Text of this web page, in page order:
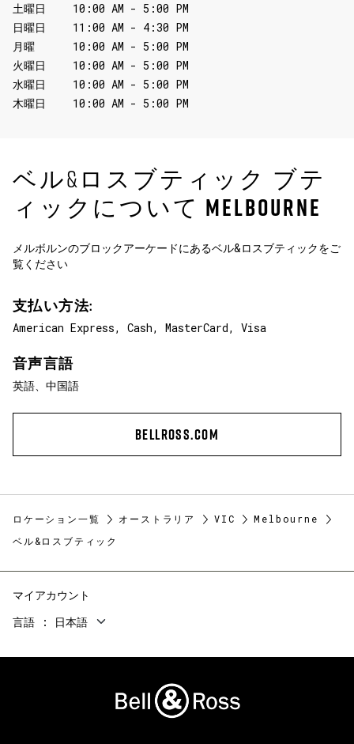
土曜日
10:00 AM - 5:00 PM
日曜日
11:00 AM - 4:30 PM
月曜
10:00 AM - 5:00 PM
火曜日
10:00 AM - 5:00 PM
水曜日
10:00 AM - 5:00 PM
木曜日
10:00 AM - 5:00 PM
ベル&ロスブティック ブテ
ィックについて MELBOURNE
メルボルンのブロックアーケードにあるベル&ロスブティックをご
覧ください
支払い方法:
American Express, Cash, MasterCard, Visa
音声言語
英語、中国語
BELLROSS.COM
ロケーション一覧 オーストラリア VIC
Melbourne
ベル&ロスブティック
マイアカウント
言語
日本語